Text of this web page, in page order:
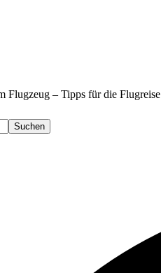
Flugzeug – Tipps für die Flugreise